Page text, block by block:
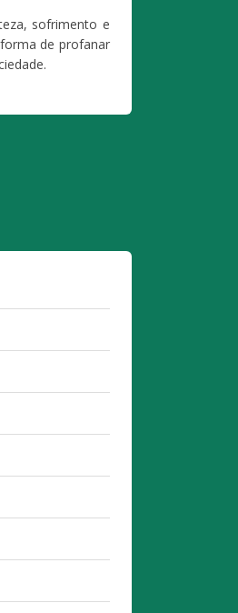
sofrimento e
de profanar